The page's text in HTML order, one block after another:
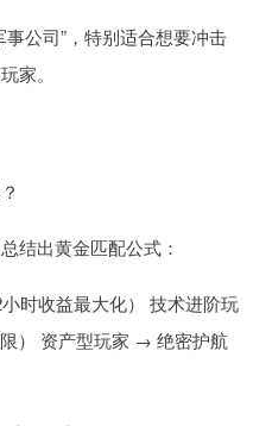
公司”，特别适合想要冲击
家。
结出黄金匹配公式：
时收益最大化） 技术进阶玩
） 资产型玩家 → 绝密护航